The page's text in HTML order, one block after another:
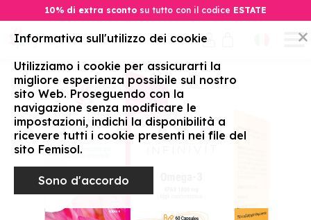
10% di extra scontosu tutto con il codice ESTATE
Informativa sull'utilizzo dei cookie
Utilizziamo i cookie per assicurarti la
migliore esperienza possibile sul nostro
sito Web. Proseguendo con la
navigazione senza modificare le
impostazioni, indichi la disponibilità a
ricevere tutti i cookie presenti nei file del
sito Femisol.
Sono d'accordo